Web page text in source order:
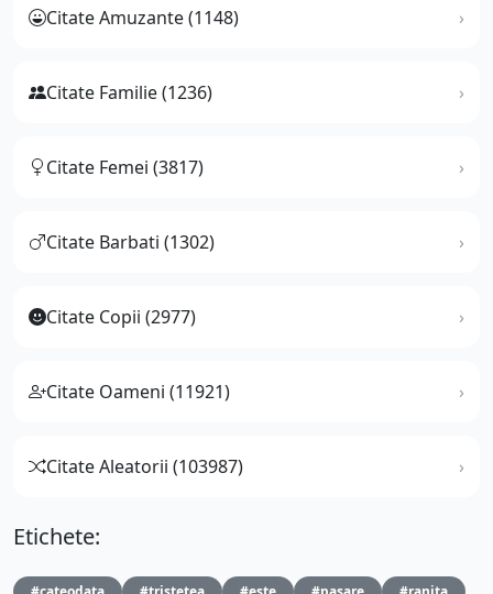
Citate Amuzante (1148)
Citate Familie (1236)
Citate Femei (3817)
Citate Barbati (1302)
Citate Copii (2977)
Citate Oameni (11921)
Citate Aleatorii (103987)
Etichete: